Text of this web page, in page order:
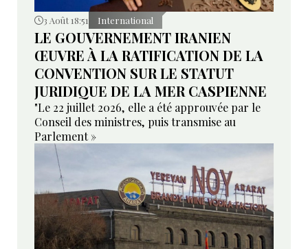
3 Août 18:51 International
LE GOUVERNEMENT IRANIEN
ŒUVRE À LA RATIFICATION DE LA
CONVENTION SUR LE STATUT
JURIDIQUE DE LA MER CASPIENNE
"Le 22 juillet 2026, elle a été approuvée par le
Conseil des ministres, puis transmise au
Parlement »